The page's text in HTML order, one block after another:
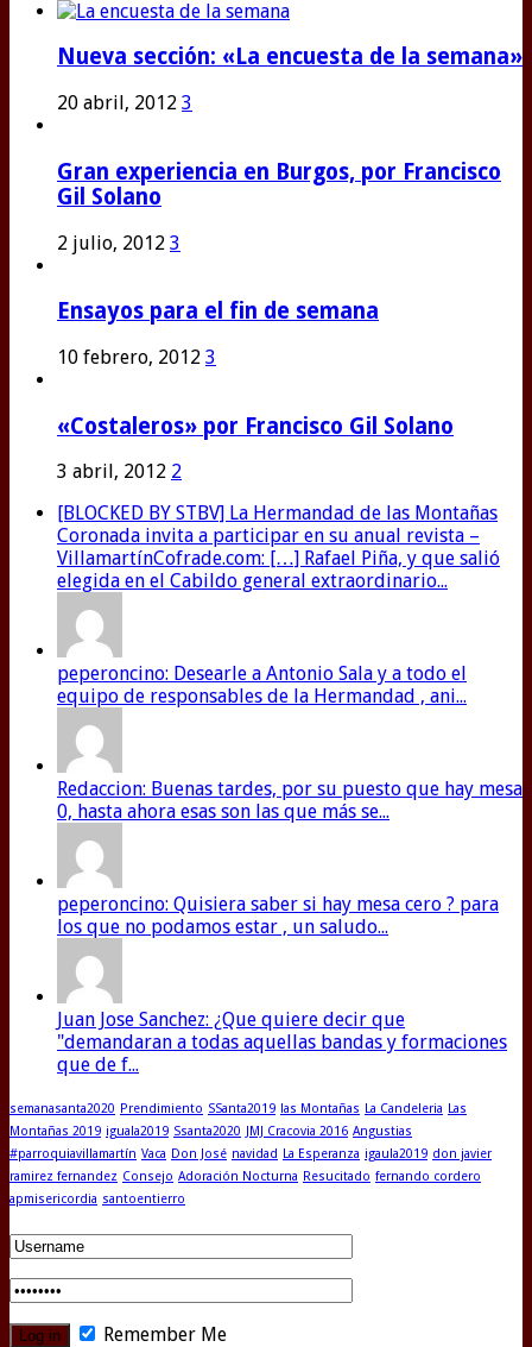
Nueva sección: «La encuesta de la semana»
20 abril, 2012 3
Gran experiencia en Burgos, por Francisco
Gil Solano
2 julio, 2012 3
Ensayos para el fin de semana
10 febrero, 2012 3
«Costaleros» por Francisco Gil Solano
3 abril, 2012 2
[BLOCKED BY STBV] La Hermandad de las Montañas
Coronada invita a participar en su anual revista –
VillamartínCofrade.com: […] Rafael Piña, y que salió
elegida en el Cabildo general extraordinario...
peperoncino: Desearle a Antonio Sala y a todo el
equipo de responsables de la Hermandad , ani...
Redaccion: Buenas tardes, por su puesto que hay mesa
0, hasta ahora esas son las que más se...
peperoncino: Quisiera saber si hay mesa cero ? para
los que no podamos estar , un saludo...
Juan Jose Sanchez: ¿Que quiere decir que
"demandaran a todas aquellas bandas y formaciones
que de f...
semanasanta2020 Prendimiento SSanta2019 las Montañas La Candeleria Las
Montañas 2019 iguala2019 Ssanta2020 JMJ Cracovia 2016 Angustias
#parroquiavillamartín Vaca Don José navidad La Esperanza igaula2019 don javier
ramirez fernandez Consejo Adoración Nocturna Resucitado fernando cordero
apmisericordia santoentierro
Remember Me